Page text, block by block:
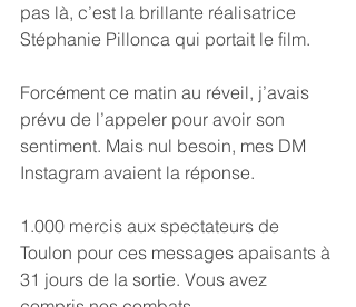
pas là, c’est la brillante réalisatrice
Stéphanie Pillonca qui portait le film.
Forcément ce matin au réveil, j’avais
prévu de l’appeler pour avoir son
sentiment. Mais nul besoin, mes DM
Instagram avaient la réponse.
1.000 mercis aux spectateurs de
Toulon pour ces messages apaisants à
31 jours de la sortie. Vous avez